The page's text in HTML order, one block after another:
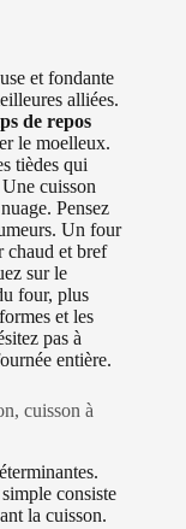
et fondante
alliées.
de repos
le moelleux.
tièdes qui
cuisson
Pensez
Un four
chaud et bref
sur le
four, plus
et les
pas à
entière.
cuisson à
consiste
la cuisson.